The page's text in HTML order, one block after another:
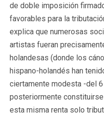
de doble imposición
favorables para la
explica que numerosas
artistas fueran
holandesas (donde los
hispano-holandés han
ciertamente modesta -del
posteriormente
esta misma renta solo